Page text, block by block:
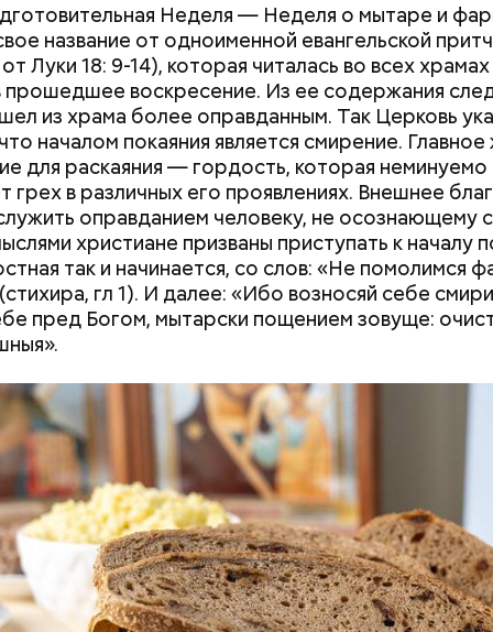
Неделя — Неделя о мытаре и
название от одноименной евангельской
Луки 18: 9-14), которая читалась во всех храмах
прошедшее воскресение. Из ее содержания
из храма более оправданным. Так Церковь
началом покаяния является смирение. Главное
для раскаяния — гордость, которая неминуемо
грех в различных его проявлениях. Внешнее
оправданием человеку, не осознающему
христиане призваны приступать к началу
так и начинается, со слов: «Не помолимся
гл 1). И далее: «Ибо возносяй себе
пред Богом, мытарски пощением зовуще:
много сахара, который представлен
— это хорошо, потому что дает энергию.
сладкими дынями не нужно сильно увлекаться,
с сахарным диабетом и лишним весом, —
доктор.